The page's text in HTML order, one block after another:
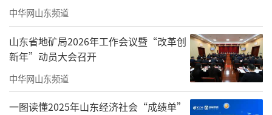
中华网山东频道
山东省地矿局2026年工作会议暨“改革创
新年”动员大会召开
中华网山东频道
一图读懂2025年山东经济社会“成绩单”